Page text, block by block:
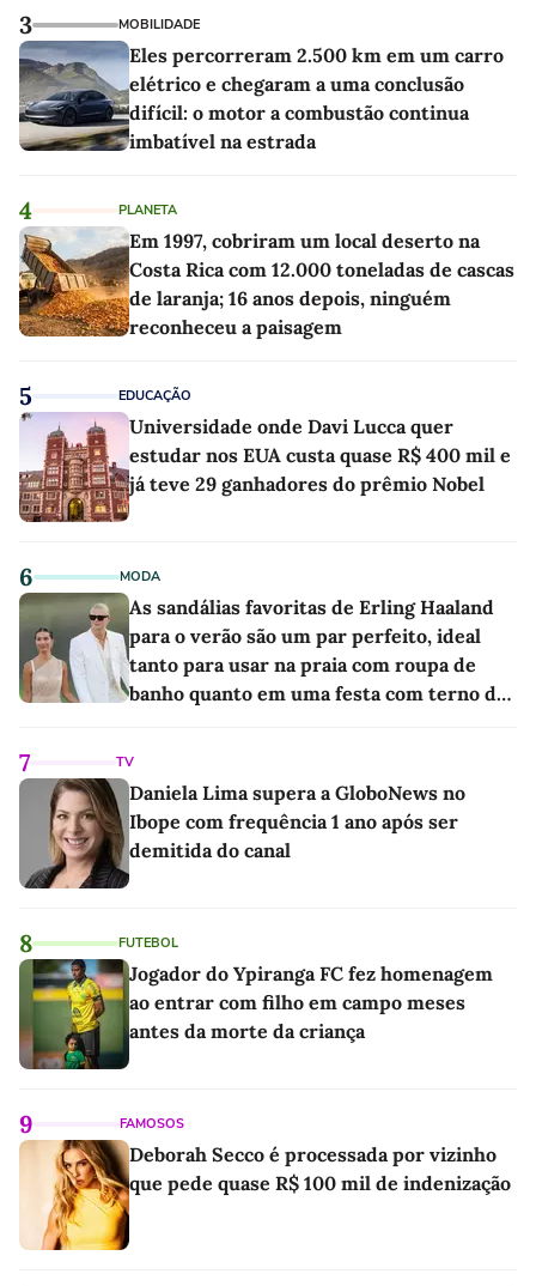
3 MOBILIDADE
Eles percorreram 2.500 km em um carro
elétrico e chegaram a uma conclusão
difícil: o motor a combustão continua
imbatível na estrada
4 PLANETA
Em 1997, cobriram um local deserto na
Costa Rica com 12.000 toneladas de cascas
de laranja; 16 anos depois, ninguém
reconheceu a paisagem
5 EDUCAÇÃO
Universidade onde Davi Lucca quer
estudar nos EUA custa quase R$ 400 mil e
já teve 29 ganhadores do prêmio Nobel
6 MODA
As sandálias favoritas de Erling Haaland
para o verão são um par perfeito, ideal
tanto para usar na praia com roupa de
banho quanto em uma festa com terno de
7 TV
Daniela Lima supera a GloboNews no
Ibope com frequência 1 ano após ser
demitida do canal
8 FUTEBOL
Jogador do Ypiranga FC fez homenagem
ao entrar com filho em campo meses
antes da morte da criança
9 FAMOSOS
Deborah Secco é processada por vizinho
que pede quase R$ 100 mil de indenização